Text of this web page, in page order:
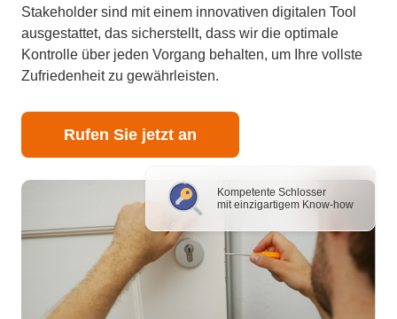
Kompetente Schlosser
mit einzigartigem Know-how
Stakeholder sind mit einem innovativen digitalen Tool
ausgestattet, das sicherstellt, dass wir die optimale
Kontrolle über jeden Vorgang behalten, um Ihre vollste
Zufriedenheit zu gewährleisten.
Rufen Sie jetzt an